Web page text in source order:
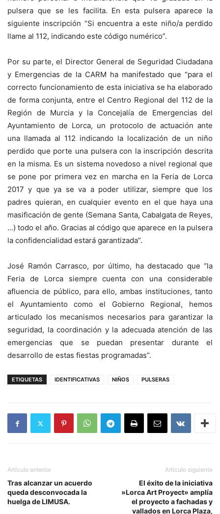
pulsera que se les facilita. En esta pulsera aparece la
siguiente inscripción “Si encuentra a este niño/a perdido
llame al 112, indicando este código numérico”.
Por su parte, el Director General de Seguridad Ciudadana
y Emergencias de la CARM ha manifestado que “para el
correcto funcionamiento de esta iniciativa se ha elaborado
de forma conjunta, entre el Centro Regional del 112 de la
Región de Murcia y la Concejalía de Emergencias del
Ayuntamiento de Lorca, un protocolo de actuación ante
una llamada al 112 indicando la localización de un niño
perdido que porte una pulsera con la inscripción descrita
en la misma. Es un sistema novedoso a nivel regional que
se pone por primera vez en marcha en la Feria de Lorca
2017 y que ya se va a poder utilizar, siempre que los
padres quieran, en cualquier evento en el que haya una
masificación de gente (Semana Santa, Cabalgata de Reyes,
…) todo el año. Gracias al código que aparece en la pulsera
la confidencialidad estará garantizada”.
José Ramón Carrasco, por último, ha destacado que “la
Feria de Lorca siempre cuenta con una considerable
afluencia de público, para ello, ambas instituciones, tanto
el Ayuntamiento como el Gobierno Regional, hemos
articulado los mecanismos necesarios para garantizar la
seguridad, la coordinación y la adecuada atención de las
emergencias que se puedan presentar durante el
desarrollo de estas fiestas programadas”.
ETIQUETAS IDENTIFICATIVAS NIÑOS PULSERAS
Artículo anterior
Tras alcanzar un acuerdo
queda desconvocada la
huelga de LIMUSA.
Artículo siguiente
El éxito de la iniciativa
»Lorca Art Proyect» amplía
el proyecto a fachadas y
vallados en Lorca Plaza,